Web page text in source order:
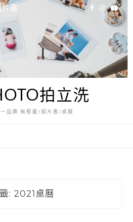
書
拍立洗
品牌 無框畫/相片書/桌曆
: 2021桌曆